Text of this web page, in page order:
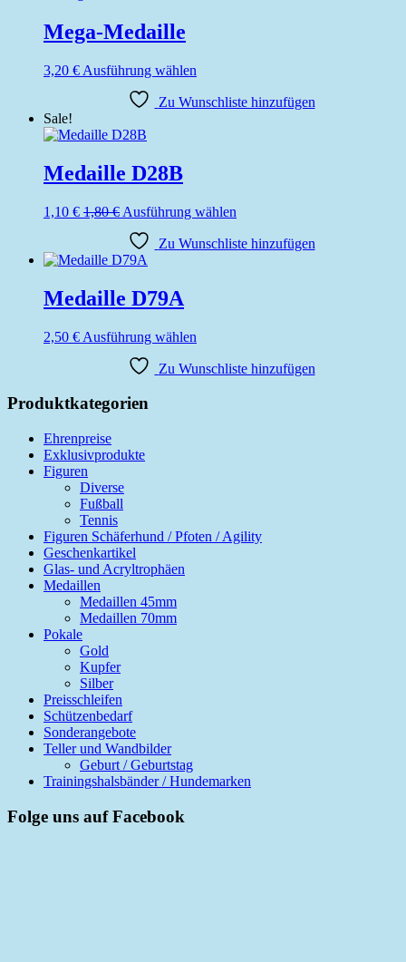
können
der
Mega-Medaille
3,20 € Ausführung wählen
weist
auf
Produktseite
Zu Wunschliste hinzufügen
Sale!
Medaille D28B
1,10 € 1,80€ Ausführung wählen
weist
der
Zu Wunschliste hinzufügen
Medaille D79A
2,50 € Ausführung wählen
weist
gewählt
werden
Zu Wunschliste hinzufügen
Produktkategorien
Ehrenpreise
Exklusivprodukte
Figuren
Diverse
Fußball
Tennis
Figuren Schäferhund / Pfoten / Agility
Geschenkartikel
Glas- und Acryltrophäen
Medaillen
Medaillen 45mm
Medaillen 70mm
Pokale
Gold
Kupfer
Silber
Preisschleifen
Schützenbedarf
Sonderangebote
Teller und Wandbilder
Geburt / Geburtstag
Trainingshalsbänder / Hundemarken
Folge uns auf Facebook